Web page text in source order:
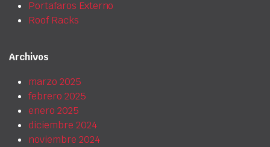
Portafaros Externo
Roof Racks
Archivos
marzo 2025
febrero 2025
enero 2025
diciembre 2024
noviembre 2024